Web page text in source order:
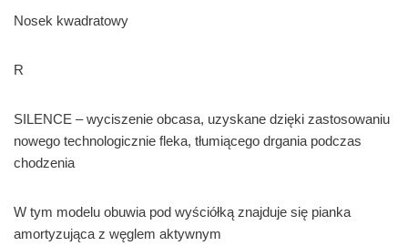
Nosek kwadratowy
R
SILENCE – wyciszenie obcasa, uzyskane dzięki zastosowaniu
nowego technologicznie fleka, tłumiącego drgania podczas
chodzenia
W tym modelu obuwia pod wyściółką znajduje się pianka
amortyzująca z węglem aktywnym